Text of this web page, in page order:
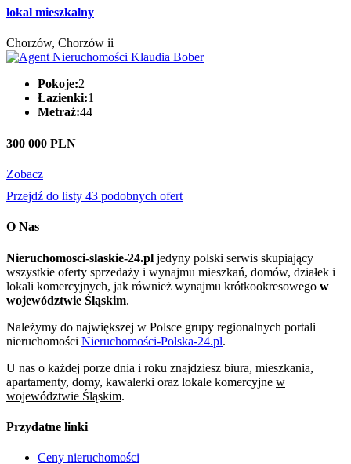
lokal mieszkalny
Chorzów, Chorzów ii
Pokoje:2
Łazienki:1
Metraż:44
300 000 PLN
Zobacz
Przejdź do listy 43 podobnych ofert
O Nas
Nieruchomosci-slaskie-24.pl jedyny polski serwis skupiający
wszystkie oferty sprzedaży i wynajmu mieszkań, domów, działek i
lokali komercyjnych, jak również wynajmu krótkookresowego w
województwie Śląskim.
Należymy do największej w Polsce grupy regionalnych portali
nieruchomości Nieruchomości-Polska-24.pl.
U nas o każdej porze dnia i roku znajdziesz biura, mieszkania,
apartamenty, domy, kawalerki oraz lokale komercyjne w
województwie Śląskim.
Przydatne linki
Ceny nieruchomości